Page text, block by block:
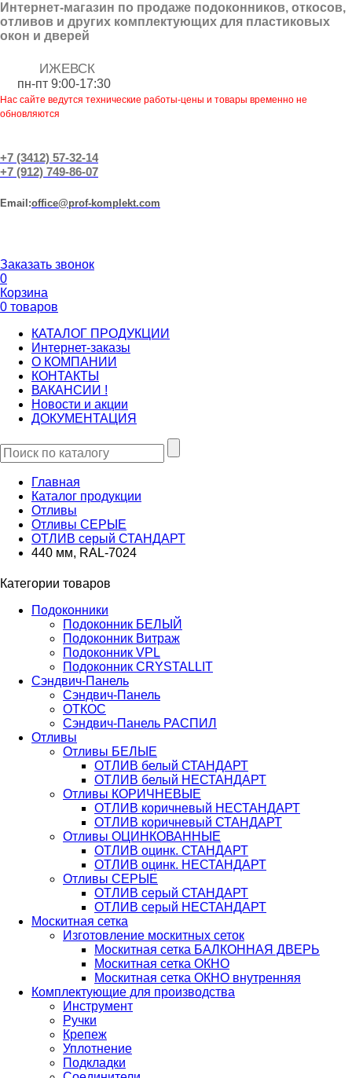
Интернет-магазин по продаже подоконников, откосов,
отливов и других комплектующих для пластиковых
окон и дверей
ИЖЕВСК
пн-пт 9:00-17:30
Нас сайте ведутся технические работы-цены и товары временно не
обновляются
+7 (3412) 57-32-14
+7 (912) 749-86-07
Еmail:office@prof-komplekt.com
Заказать звонок
0
Корзина
0 товаров
КАТАЛОГ ПРОДУКЦИИ
Интернет-заказы
О КОМПАНИИ
КОНТАКТЫ
ВАКАНСИИ !
Новости и акции
ДОКУМЕНТАЦИЯ
Главная
Каталог продукции
Отливы
Отливы СЕРЫЕ
ОТЛИВ серый СТАНДАРТ
440 мм, RAL-7024
Категории товаров
Подоконники
Подоконник БЕЛЫЙ
Подоконник Витраж
Подоконник VPL
Подоконник CRYSTALLIT
Сэндвич-Панель
Сэндвич-Панель
ОТКОС
Сэндвич-Панель РАСПИЛ
Отливы
Отливы БЕЛЫЕ
ОТЛИВ белый СТАНДАРТ
ОТЛИВ белый НЕСТАНДАРТ
Отливы КОРИЧНЕВЫЕ
ОТЛИВ коричневый НЕСТАНДАРТ
ОТЛИВ коричневый СТАНДАРТ
Отливы ОЦИНКОВАННЫЕ
ОТЛИВ оцинк. СТАНДАРТ
ОТЛИВ оцинк. НЕСТАНДАРТ
Отливы СЕРЫЕ
ОТЛИВ серый СТАНДАРТ
ОТЛИВ серый НЕСТАНДАРТ
Москитная сетка
Изготовление москитных сеток
Москитная сетка БАЛКОННАЯ ДВЕРЬ
Москитная сетка ОКНО
Москитная сетка ОКНО внутренняя
Комплектующие для производства
Инструмент
Ручки
Крепеж
Уплотнение
Подкладки